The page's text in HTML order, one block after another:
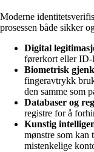
Moderne
prosessen både sikker
Digital
førerkort eller ID-
Biometrisk
fingeravtrykk
den samme som
Databaser og
registre for å
Kunstig
mønstre som kan
mistenkelige